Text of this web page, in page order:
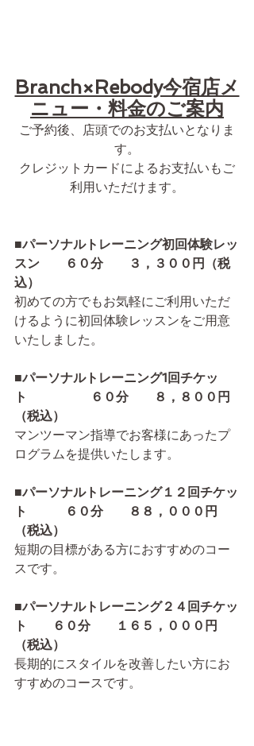
Branch×Rebody今宿店メ
ニュー・料金のご案内
ご予約後、店頭でのお支払いとなりま
す。
クレジットカードによるお支払いもご
利用いただけます。
■パーソナルトレーニング初回体験レッ
スン　　６０分　　３，３００円（税
込）
初めての方でもお気軽にご利用いただ
けるように初回体験レッスンをご用意
いたしました。
■パーソナルトレーニング1回チケッ
ト　　　　　６０分　　８，８００円
（税込）
マンツーマン指導でお客様にあったプ
ログラムを提供いたします。
■パーソナルトレーニング１２回チケッ
ト　　　６０分　　８８，０００円
（税込）
短期の目標がある方におすすめのコー
スです。
■パーソナルトレーニング２４回チケッ
ト　　６０分　　１６５，０００円
（税込）
長期的にスタイルを改善したい方にお
すすめのコースです。